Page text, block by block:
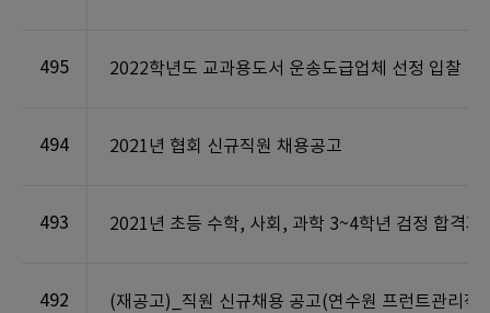
495 2022학년도 교과용도서 운송도급업체 선정 입찰
494 2021년 협회 신규직원 채용공고
493 2021년 초등 수학, 사회, 과학 3~4학년 검정 합격자
492 (재공고)_직원 신규채용 공고(연수원 프런트관리직)